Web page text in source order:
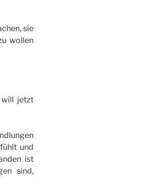
sie
wollen
will jetzt
und
ist
sind,